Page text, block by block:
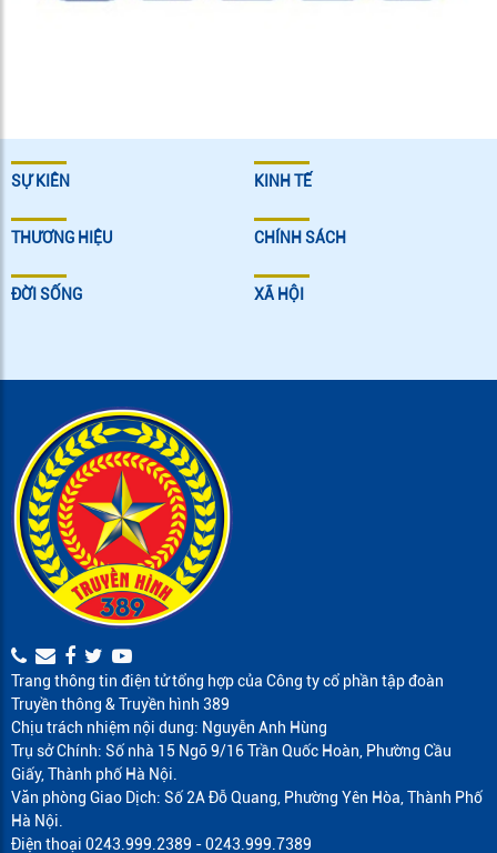
SỰ KIÊN KINH TẾ
THƯƠNG HIỆU CHÍNH SÁCH
ĐỜI SỐNG XÃ HỘI
Trang thông tin điện tử tổng hợp của Công ty cổ phần tập đoàn
Truyền thông & Truyền hình 389
Chịu trách nhiệm nội dung: Nguyễn Anh Hùng
Trụ sở Chính: Số nhà 15 Ngõ 9/16 Trần Quốc Hoàn, Phường Cầu
Giấy, Thành phố Hà Nội.
Văn phòng Giao Dịch: Số 2A Đỗ Quang, Phường Yên Hòa, Thành Phố
Hà Nội.
Điện thoại 0243.999.2389 - 0243.999.7389